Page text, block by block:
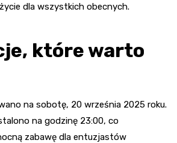
dla wszystkich obecnych.
które warto
na sobotę, 20 września 2025 roku.
na godzinę 23:00, co
zabawę dla entuzjastów